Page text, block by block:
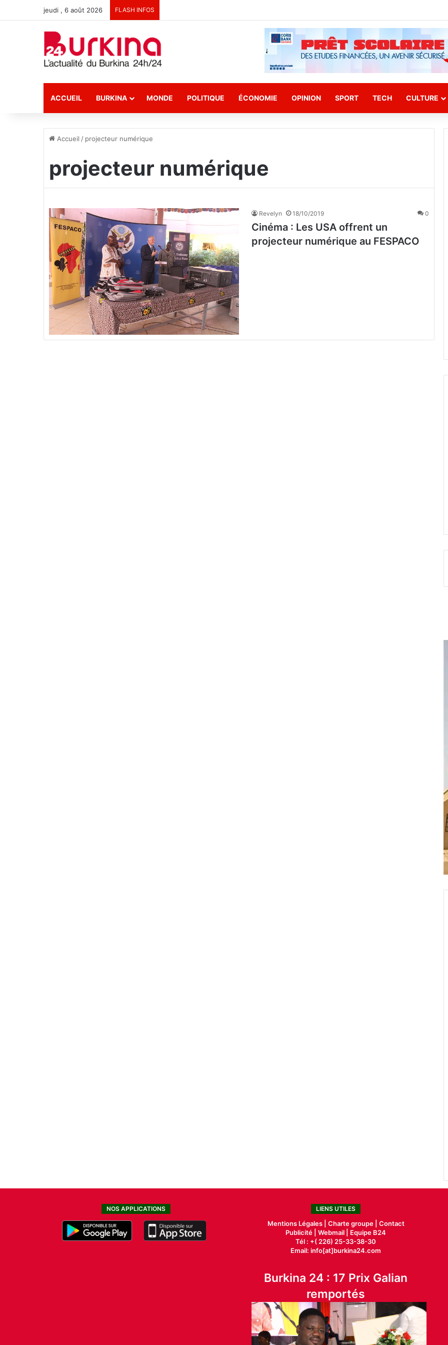
jeudi , 6 août 2026 FLASH INFOS
ACCUEIL BURKINA MONDE POLITIQUE ÉCONOMIE OPINION SPORT TECH CULTURE
Accueil / projecteur numérique
projecteur numérique
Revelyn 18/10/2019 0
Cinéma : Les USA offrent un
projecteur numérique au FESPACO
NOS APPLICATIONS LIENS UTILES
Mentions Légales | Charte groupe | Contact
Publicité |Webmail |
Equipe B24
Tél : +( 226) 25-33-38-30
Email: info[at]burkina24.com
Burkina 24 : 17 Prix Galian
remportés